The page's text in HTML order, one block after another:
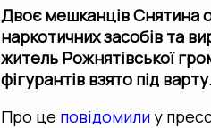
Двоє мешканців Снятина
наркотичних засобів та
житель Рожнятівської
фігурантів взято під варту.
Про це повідомили у